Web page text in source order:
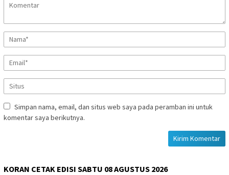
Simpan nama, email, dan situs web saya pada peramban ini untuk
komentar saya berikutnya.
KORAN CETAK EDISI SABTU 08 AGUSTUS 2026